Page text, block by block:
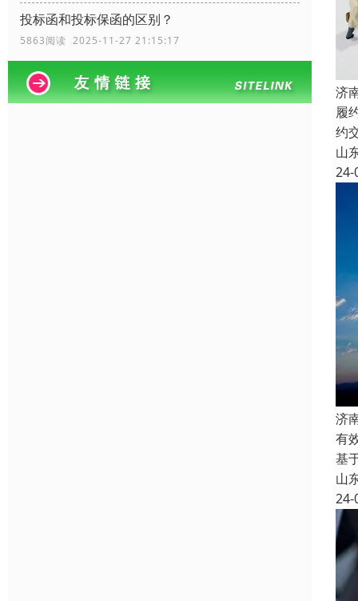
投标函和投标保函的区别？
5863阅读 2025-11-27 21:15:17
济
履
约
山
24-
济
有
基
山
24-